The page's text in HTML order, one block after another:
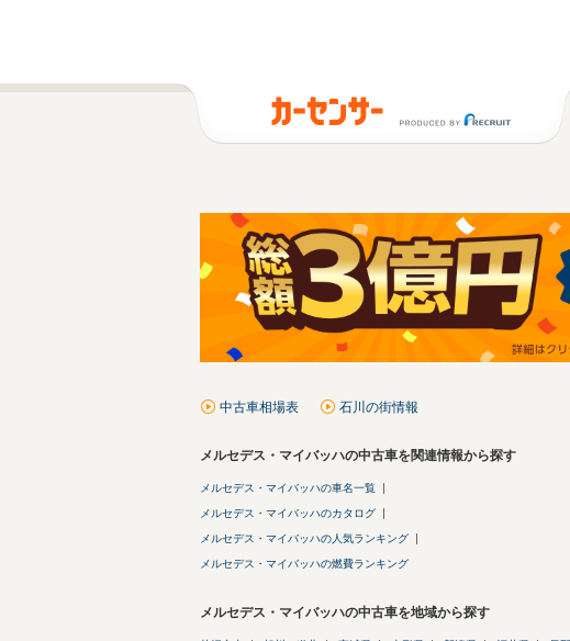
中古車相場表 石川の街情報
メルセデス・マイバッハの中古車を関連情報から探す
メルセデス・マイバッハの車名一覧
メルセデス・マイバッハのカタログ
メルセデス・マイバッハの人気ランキング
メルセデス・マイバッハの燃費ランキング
メルセデス・マイバッハの中古車を地域から探す